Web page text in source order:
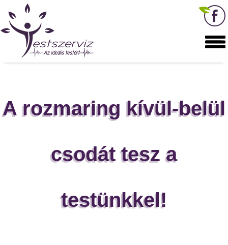
A rozmaring kívül-belül
csodát tesz a
testünkkel!